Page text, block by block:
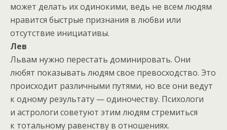
может делать их одинокими, ведь не всем людям
нравится быстрые признания в любви или
отсутствие инициативы.
Лев
Львам нужно перестать доминировать. Они
любят показывать людям свое превосходство. Это
происходит различными путями, но все они ведут
к одному результату — одиночеству. Психологи
и астрологи советуют этим людям стремиться
к тотальному равенству в отношениях.